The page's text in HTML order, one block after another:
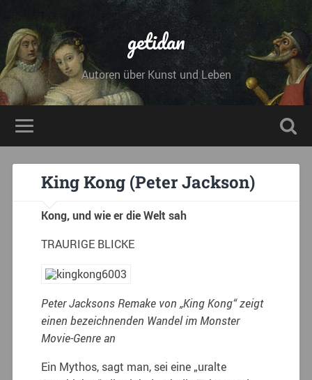
getidan
Autoren über Kunst und Leben
King Kong (Peter Jackson)
Kong, und wie er die Welt sah
TRAURIGE BLICKE
Peter Jacksons Remake von „King Kong“ zeigt
einen bezeichnenden Wandel im Monster
Movie-Genre an
Ein Mythos, sagt man, sei eine „uralte